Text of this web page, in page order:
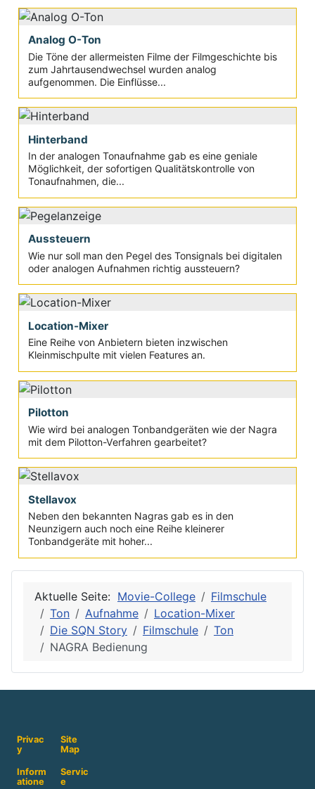
Analog O-Ton
Die Töne der allermeisten Filme der Filmgeschichte bis
zum Jahrtausendwechsel wurden analog
aufgenommen. Die Einflüsse...
Hinterband
In der analogen Tonaufnahme gab es eine geniale
Möglichkeit, der sofortigen Qualitätskontrolle von
Tonaufnahmen, die...
Aussteuern
Wie nur soll man den Pegel des Tonsignals bei digitalen
oder analogen Aufnahmen richtig aussteuern?
Location-Mixer
Eine Reihe von Anbietern bieten inzwischen
Kleinmischpulte mit vielen Features an.
Pilotton
Wie wird bei analogen Tonbandgeräten wie der Nagra
mit dem Pilotton-Verfahren gearbeitet?
Stellavox
Neben den bekannten Nagras gab es in den
Neunzigern auch noch eine Reihe kleinerer
Tonbandgeräte mit hoher...
Aktuelle Seite: Movie-College
Filmschule
Ton
Aufnahme
Location-Mixer
Die SQN Story
Filmschule
Ton
NAGRA Bedienung
Privac
y
Site
Map
Inform
atione
Servic
e